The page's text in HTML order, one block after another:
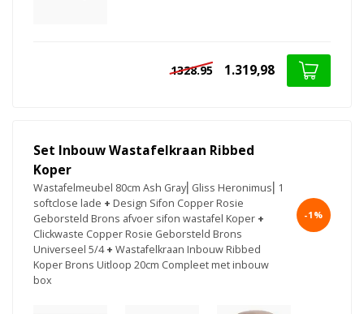
1328.95 1.319,98
Set Inbouw Wastafelkraan Ribbed
Koper
Wastafelmeubel 80cm Ash Gray⎢Gliss Heronimus⎢1
softclose lade + Design Sifon Copper Rosie
Geborsteld Brons afvoer sifon wastafel Koper +
Clickwaste Copper Rosie Geborsteld Brons
Universeel 5/4 + Wastafelkraan Inbouw Ribbed
Koper Brons Uitloop 20cm Compleet met inbouw
box
-1%